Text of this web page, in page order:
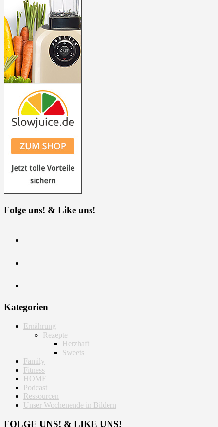
Folge uns! & Like uns!
Kategorien
Ernährung
Rezepte
Herzhaft
Sweets
Family
Fitness
HOME
Podcast
Ressourcen
Unser Wochenende in Bildern
FOLGE UNS! & LIKE UNS!